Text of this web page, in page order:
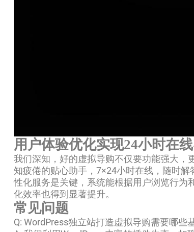
用户体验优化实现24小时在
我们深知，好的虚拟导购不仅要功能强大，
知疲倦的贴心助手，7×24小时在线，随时
性化服务是关键，系统能根据用户浏览行为
化效率也得到显著提升。
常见问题
Q: WordPress独立站打造虚拟导购需要哪些